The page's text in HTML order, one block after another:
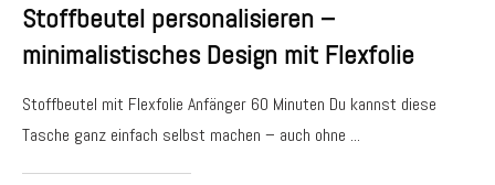
Stoffbeutel personalisieren –
minimalistisches Design mit Flexfolie
Stoffbeutel mit Flexfolie Anfänger 60 Minuten Du kannst diese
Tasche ganz einfach selbst machen – auch ohne ...